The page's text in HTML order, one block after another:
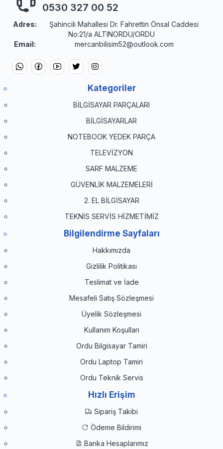
0530 327 00 52
Adres:
Şahincili Mahallesi Dr. Fahrettin Önsal Caddesi
No:21/a ALTINORDU/ORDU
Email:
mercanbilisim52@outlook.com
Kategoriler
BİLGİSAYAR PARÇALARI
BİLGİSAYARLAR
NOTEBOOK YEDEK PARÇA
TELEVİZYON
SARF MALZEME
GÜVENLİK MALZEMELERİ
2. EL BİLGİSAYAR
TEKNİS SERVİS HİZMETİMİZ
Bilgilendirme Sayfaları
Hakkımızda
Gizlilik Politikası
Teslimat ve İade
Mesafeli Satış Sözleşmesi
Üyelik Sözleşmesi
Kullanım Koşulları
Ordu Bilgisayar Tamiri
Ordu Laptop Tamiri
Ordu Teknik Servis
Hızlı Erişim
Sipariş Takibi
Ödeme Bildirimi
Banka Hesaplarımız